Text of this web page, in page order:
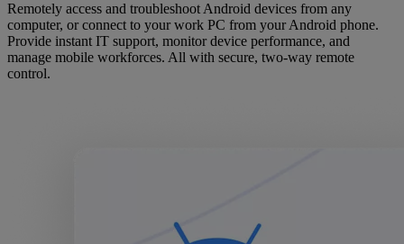
Remotely access and troubleshoot Android devices from any
computer, or connect to your work PC from your Android phone.
Provide instant IT support, monitor device performance, and
manage mobile workforces. All with secure, two-way remote
control.